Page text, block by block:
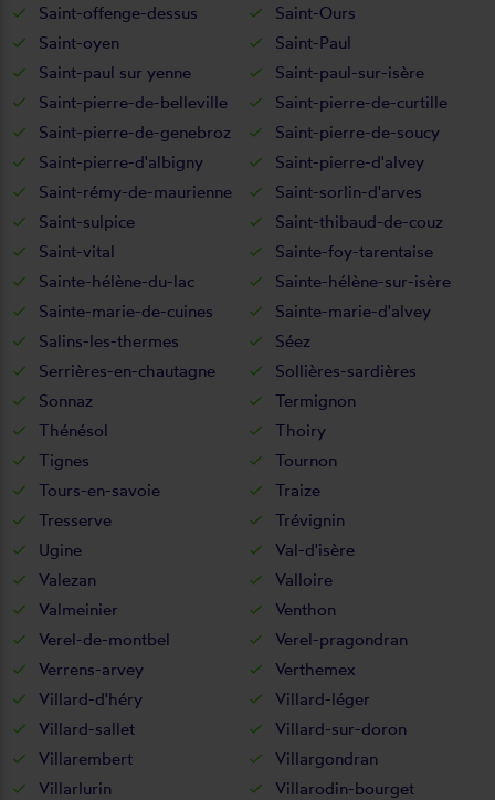
Saint-offenge-dessus
Saint-Ours
Saint-oyen
Saint-Paul
Saint-paul sur yenne
Saint-paul-sur-isère
Saint-pierre-de-belleville
Saint-pierre-de-curtille
Saint-pierre-de-genebroz
Saint-pierre-de-soucy
Saint-pierre-d'albigny
Saint-pierre-d'alvey
Saint-rémy-de-maurienne
Saint-sorlin-d'arves
Saint-sulpice
Saint-thibaud-de-couz
Saint-vital
Sainte-foy-tarentaise
Sainte-hélène-du-lac
Sainte-hélène-sur-isère
Sainte-marie-de-cuines
Sainte-marie-d'alvey
Salins-les-thermes
Séez
Serrières-en-chautagne
Sollières-sardières
Sonnaz
Termignon
Thénésol
Thoiry
Tignes
Tournon
Tours-en-savoie
Traize
Tresserve
Trévignin
Ugine
Val-d'isère
Valezan
Valloire
Valmeinier
Venthon
Verel-de-montbel
Verel-pragondran
Verrens-arvey
Verthemex
Villard-d'héry
Villard-léger
Villard-sallet
Villard-sur-doron
Villarembert
Villargondran
Villarlurin
Villarodin-bourget